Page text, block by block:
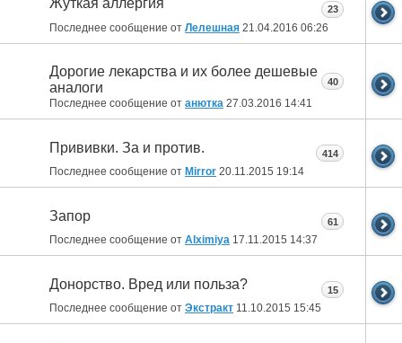
Жуткая аллергия
Последнее сообщение от Лелешная 21.04.2016 06:26
23
Дорогие лекарства и их более дешевые
аналоги
Последнее сообщение от анютка 27.03.2016 14:41
40
Прививки. За и против.
Последнее сообщение от Mirror 20.11.2015 19:14
414
Запор
Последнее сообщение от Alximiya 17.11.2015 14:37
61
Донорство. Вред или польза?
Последнее сообщение от Экстракт 11.10.2015 15:45
15